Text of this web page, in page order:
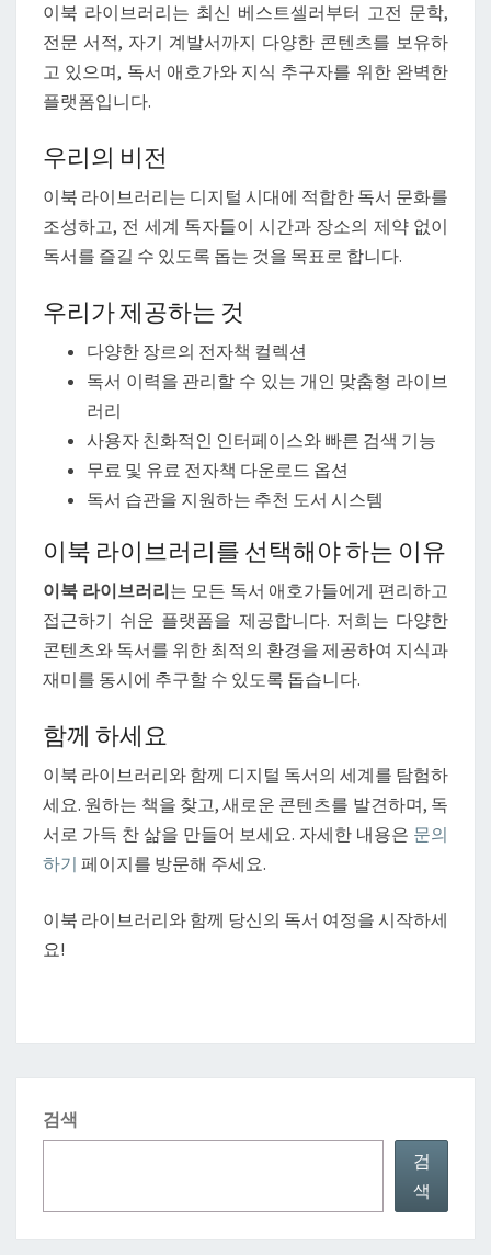
이북 라이브러리는 최신 베스트셀러부터 고전 문학,
전문 서적, 자기 계발서까지 다양한 콘텐츠를 보유하
고 있으며, 독서 애호가와 지식 추구자를 위한 완벽한
플랫폼입니다.
우리의 비전
이북 라이브러리는 디지털 시대에 적합한 독서 문화를
조성하고, 전 세계 독자들이 시간과 장소의 제약 없이
독서를 즐길 수 있도록 돕는 것을 목표로 합니다.
우리가 제공하는 것
다양한 장르의 전자책 컬렉션
독서 이력을 관리할 수 있는 개인 맞춤형 라이브
러리
사용자 친화적인 인터페이스와 빠른 검색 기능
무료 및 유료 전자책 다운로드 옵션
독서 습관을 지원하는 추천 도서 시스템
이북 라이브러리를 선택해야 하는 이유
이북 라이브러리는 모든 독서 애호가들에게 편리하고
접근하기 쉬운 플랫폼을 제공합니다. 저희는 다양한
콘텐츠와 독서를 위한 최적의 환경을 제공하여 지식과
재미를 동시에 추구할 수 있도록 돕습니다.
함께 하세요
이북 라이브러리와 함께 디지털 독서의 세계를 탐험하
세요. 원하는 책을 찾고, 새로운 콘텐츠를 발견하며, 독
서로 가득 찬 삶을 만들어 보세요. 자세한 내용은 문의
하기 페이지를 방문해 주세요.
이북 라이브러리와 함께 당신의 독서 여정을 시작하세
요!
검색
검
색